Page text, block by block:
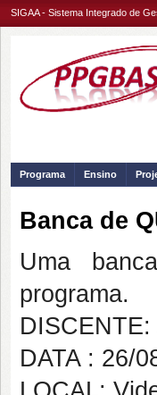
SIGAA - Sistema Integrado de
Programa Ensino
Banca de
Uma
programa.
DATA : 26/